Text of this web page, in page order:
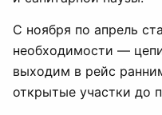
С ноября по апрель
необходимости —
выходим в рейс
открытые участки до